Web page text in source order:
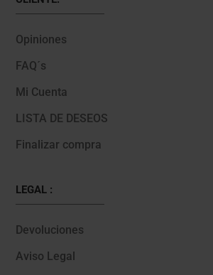
Opiniones
FAQ´s
Mi Cuenta
LISTA DE DESEOS
Finalizar compra
LEGAL :
Devoluciones
Aviso Legal